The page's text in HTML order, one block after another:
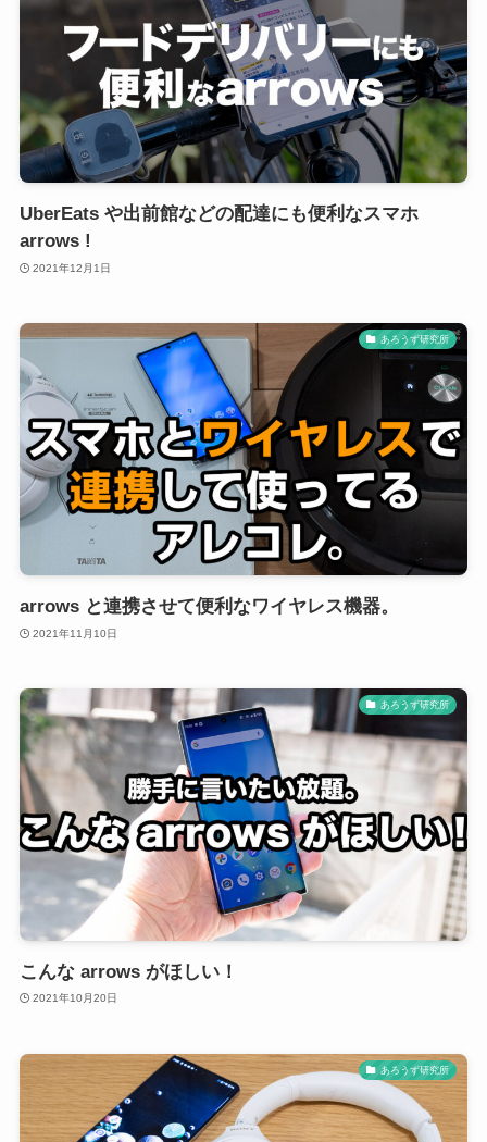
UberEats や出前館などの配達にも便利なスマホ
arrows !
2021年12月1日
あろうず研究所
arrows と連携させて便利なワイヤレス機器。
2021年11月10日
あろうず研究所
こんな arrows がほしい！
2021年10月20日
あろうず研究所